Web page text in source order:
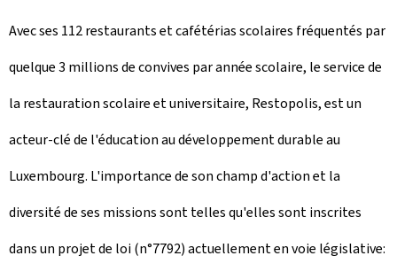
Avec ses 112 restaurants et cafétérias scolaires fréquentés par
quelque 3 millions de convives par année scolaire, le service de
la restauration scolaire et universitaire, Restopolis, est un
acteur-clé de l'éducation au développement durable au
Luxembourg. L'importance de son champ d'action et la
diversité de ses missions sont telles qu'elles sont inscrites
dans un projet de loi (n°7792) actuellement en voie législative: